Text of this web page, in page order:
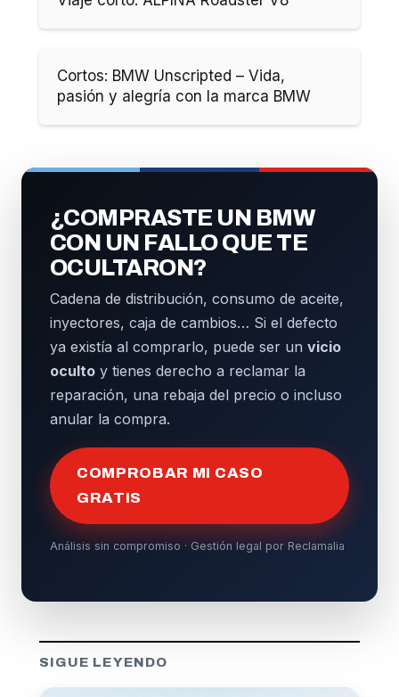
Cortos: BMW Unscripted – Vida,
pasión y alegría con la marca BMW
¿COMPRASTE UN BMW
CON UN FALLO QUE TE
OCULTARON?
Cadena de distribución, consumo de aceite,
inyectores, caja de cambios… Si el defecto
ya existía al comprarlo, puede ser un vicio
oculto y tienes derecho a reclamar la
reparación, una rebaja del precio o incluso
anular la compra.
COMPROBAR MI CASO
GRATIS
Análisis sin compromiso · Gestión legal por Reclamalia
SIGUE LEYENDO